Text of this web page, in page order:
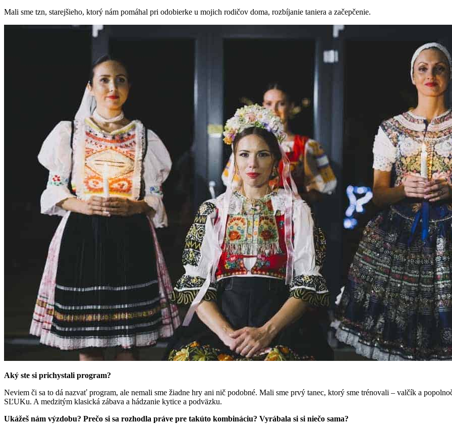
Mali sme tzn, starejšieho, ktorý nám pomáhal pri odobierke u mojich rodičov doma, rozbíjanie taniera a začepčenie.
Aký ste si prichystali program?
Neviem či sa to dá nazvať program, ale nemali sme žiadne hry ani nič podobné. Mali sme prvý tanec, ktorý sme trénovali – valčík a
SĽUKu. A medzitým klasická zábava a hádzanie kytice a podväzku.
Ukážeš nám výzdobu? Prečo si sa rozhodla práve pre takúto kombináciu? Vyrábala si si niečo sama?